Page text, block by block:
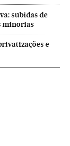
subidas de
minorias
e